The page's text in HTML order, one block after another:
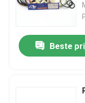
Beste